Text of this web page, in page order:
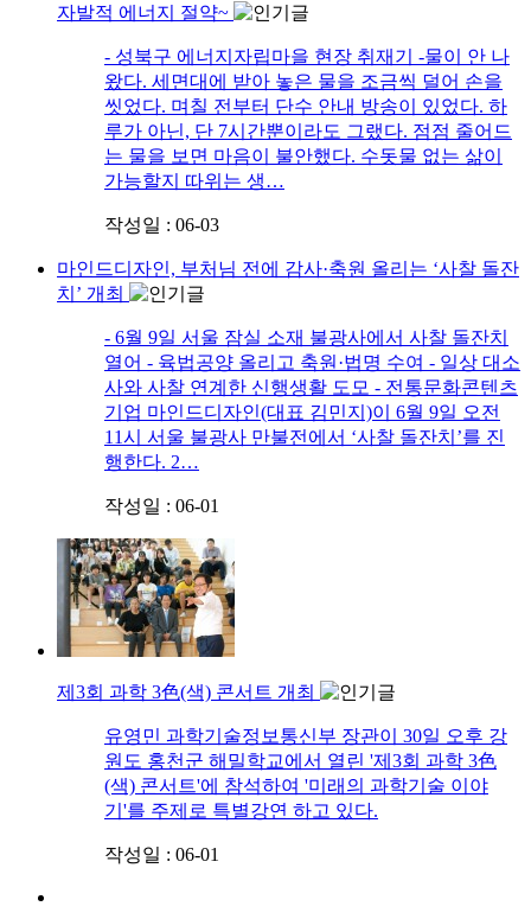
자발적 에너지 절약~
- 성북구 에너지자립마을 현장 취재기 -물이 안 나
왔다. 세면대에 받아 놓은 물을 조금씩 덜어 손을
씻었다. 며칠 전부터 단수 안내 방송이 있었다. 하
루가 아닌, 단 7시간뿐이라도 그랬다. 점점 줄어드
는 물을 보면 마음이 불안했다. 수돗물 없는 삶이
가능할지 따위는 생…
작성일 : 06-03
마인드디자인, 부처님 전에 감사·축원 올리는 ‘사찰 돌잔
치’ 개최
- 6월 9일 서울 잠실 소재 불광사에서 사찰 돌잔치
열어 - 육법공양 올리고 축원·법명 수여 - 일상 대소
사와 사찰 연계한 신행생활 도모 - 전통문화콘텐츠
기업 마인드디자인(대표 김민지)이 6월 9일 오전
11시 서울 불광사 만불전에서 ‘사찰 돌잔치’를 진
행한다. 2…
작성일 : 06-01
제3회 과학 3色(색) 콘서트 개최
​유영민 과학기술정보통신부 장관이 30일 오후 강
원도 홍천군 해밀학교에서 열린 '제3회 과학 3色
(색) 콘서트'에 참석하여 '미래의 과학기술 이야
기'를 주제로 특별강연 하고 있다.
작성일 : 06-01